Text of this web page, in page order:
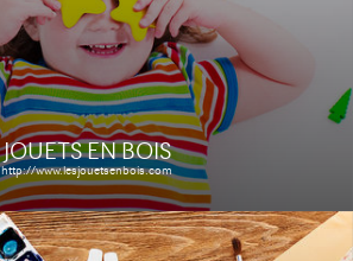
JOUETS EN BOIS
http://www.lesjouetsenbois.com